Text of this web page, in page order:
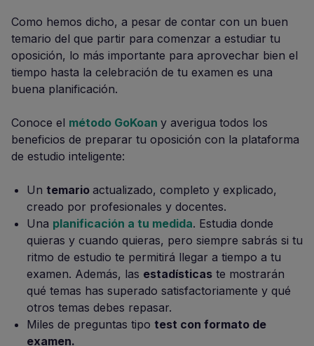
Como hemos dicho, a pesar de contar con un buen
temario del que partir para comenzar a estudiar tu
oposición, lo más importante para aprovechar bien el
tiempo hasta la celebración de tu examen es una
buena planificación.
Conoce el método GoKoan y averigua todos los
beneficios de preparar tu oposición con la plataforma
de estudio inteligente:
Un temario actualizado, completo y explicado,
creado por profesionales y docentes.
Una planificación a tu medida. Estudia donde
quieras y cuando quieras, pero siempre sabrás si tu
ritmo de estudio te permitirá llegar a tiempo a tu
examen. Además, las estadísticas te mostrarán
qué temas has superado satisfactoriamente y qué
otros temas debes repasar.
Miles de preguntas tipo test con formato de
examen.